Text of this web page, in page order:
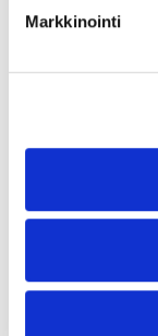
Markkinointi
Johdanto
opiskelemaan
Vastuullisuus